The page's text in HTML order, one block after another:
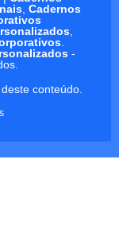
, Cadernos
,
.
-
conteúdo.